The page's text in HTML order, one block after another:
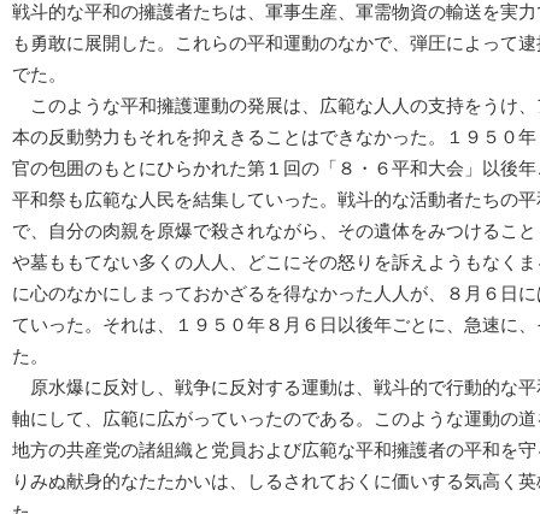
戦斗的な平和の擁護者たちは、軍事生産、軍需物資の輸送を実
も勇敢に展開した。これらの平和運動のなかで、弾圧によって
でた。
このような平和擁護運動の発展は、広範な人人の支持をうけ
本の反動勢力もそれを抑えきることはできなかった。１９５０
官の包囲のもとにひらかれた第１回の「８・６平和大会」以後
平和祭も広範な人民を結集していった。戦斗的な活動者たちの
で、自分の肉親を原爆で殺されながら、その遺体をみつけるこ
や墓ももてない多くの人人、どこにその怒りを訴えようもなく
に心のなかにしまっておかざるを得なかった人人が、８月６日
ていった。それは、１９５０年８月６日以後年ごとに、急速に
た。
原水爆に反対し、戦争に反対する運動は、戦斗的で行動的な
軸にして、広範に広がっていったのである。このような運動の
地方の共産党の諸組織と党員および広範な平和擁護者の平和を
りみぬ献身的なたたかいは、しるされておくに価いする気高く